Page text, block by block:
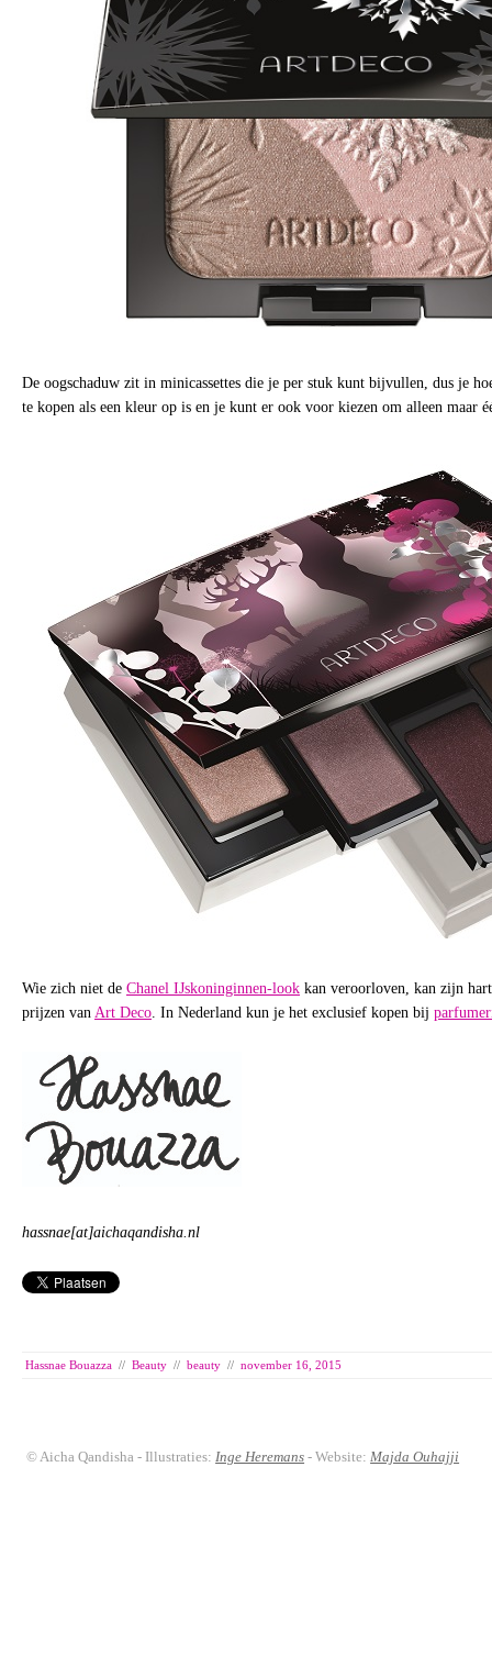
De oogschaduw zit in minicassettes die je per stuk kunt bijvullen, dus je
te kopen als een kleur op is en je kunt er ook voor kiezen om alleen maar
Wie zich niet de Chanel IJskoninginnen-look kan veroorloven, kan zijn
prijzen van Art Deco. In Nederland kun je het exclusief kopen bij
hassnae[at]aichaqandisha.nl
Hassnae Bouazza // Beauty // beauty // november 16, 2015
© Aicha Qandisha - Illustraties:Inge Heremans - Website:Majda Ouhajji